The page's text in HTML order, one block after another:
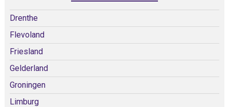
Drenthe
Flevoland
Friesland
Gelderland
Groningen
Limburg